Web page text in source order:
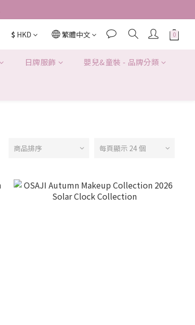
$ HKD 繁體中文
日牌服飾 嬰兒&童裝 - 品牌分類
商品排序 每頁顯示 24 個